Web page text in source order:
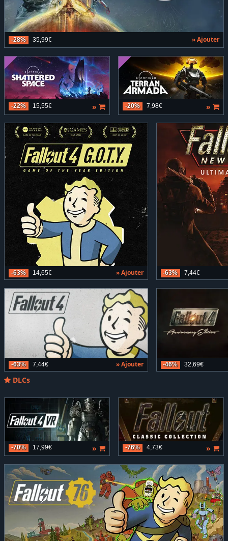
-28% 35,99€ » Ajouter
-22% 15,55€ » -20% 7,98€ »
-63% 14,65€ » Ajouter -63% 7,44€
-63% 7,44€ » Ajouter -46% 32,69€
DLCs
-70% 17,99€ » -76% 4,73€ »